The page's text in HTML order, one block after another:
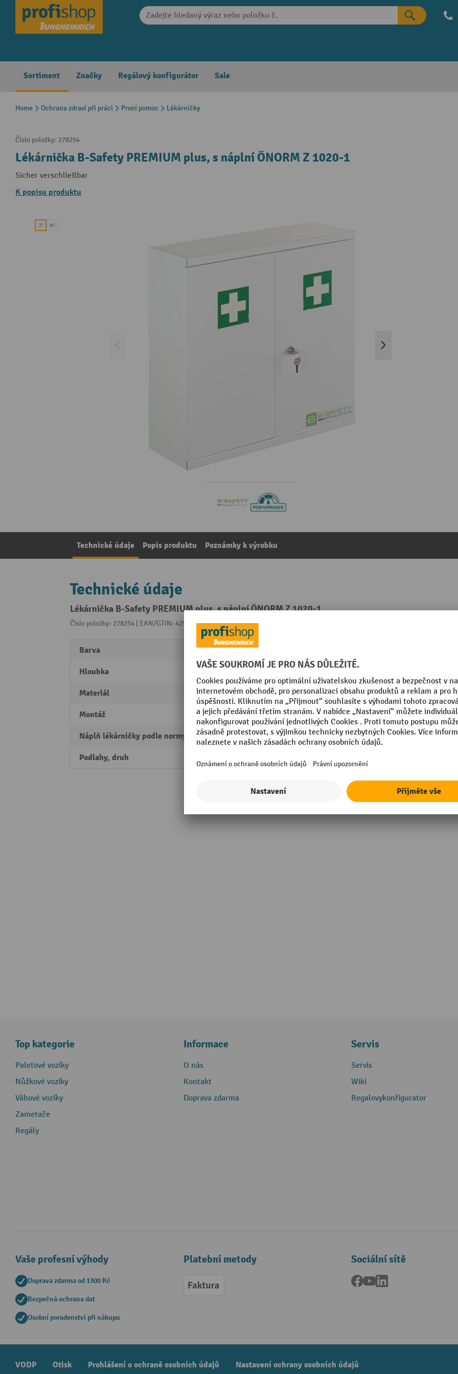
Skip to main navigation
Sortiment Značky Regálový konfigurátor Sale
Home Ochrana zdraví při práci První pomoc Lékárničky
Číslo položky: 278254
Lékárnička B-Safety PREMIUM plus, s náplní ÖNORM Z 1020-1
Sicher verschließbar
K popisu produktu
Technické údaje Popis produktu Poznámky k výrobku
Technické údaje
Lékárnička B-Safety PREMIUM plus, s náplní ÖNORM Z 1020-1
Číslo položky: 278254 | EAN/GTIN: 4251138219741Z kategorie:
Barva bílá
Hloubka
Materiál ocelový plech
Montáž Montáž na stěnu
Náplň lékárničky podle normy ÖNORM Z 1020-1
Podlahy, druh
Segmentu
Uzavíratelný
Výška
Zobrazit všechny technické údaje
Top kategorie
Paletové vozíky
Nůžkové vozíky
Váhové vozíky
Zametače
Regály
Informace
O nás
Kontakt
Doprava zdarma
Servis
Servis
Wiki
Regalovykonfigurator
Vaše profesní výhody
Doprava zdarma od 1300 Kč
Bezpečná ochrana dat
Osobní poradenství při nákupu
Platební metody
Faktura
Sociální sítě
Facebook
YouTube
VODP Otisk Prohlášení o ochraně osobních údajů Nastavení ochrany osobních údajů